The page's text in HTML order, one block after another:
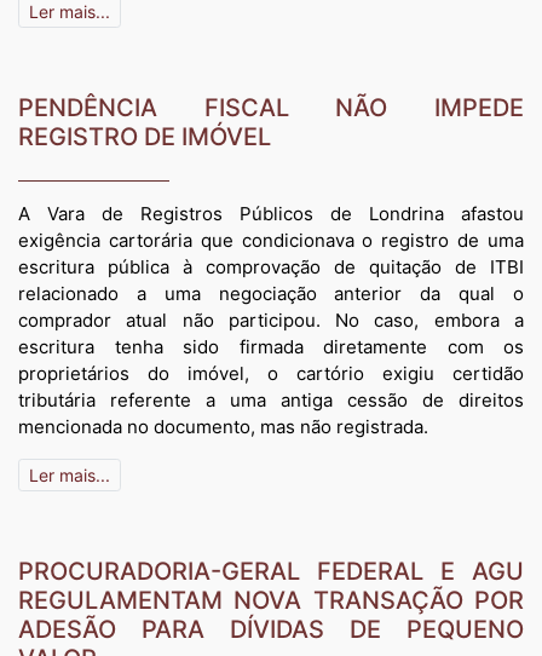
Ler mais...
PENDÊNCIA FISCAL NÃO IMPEDE
REGISTRO DE IMÓVEL
A Vara de Registros Públicos de Londrina afastou
exigência cartorária que condicionava o registro de uma
escritura pública à comprovação de quitação de ITBI
relacionado a uma negociação anterior da qual o
comprador atual não participou. No caso, embora a
escritura tenha sido firmada diretamente com os
proprietários do imóvel, o cartório exigiu certidão
tributária referente a uma antiga cessão de direitos
mencionada no documento, mas não registrada.
Ler mais...
PROCURADORIA-GERAL FEDERAL E AGU
REGULAMENTAM NOVA TRANSAÇÃO POR
ADESÃO PARA DÍVIDAS DE PEQUENO